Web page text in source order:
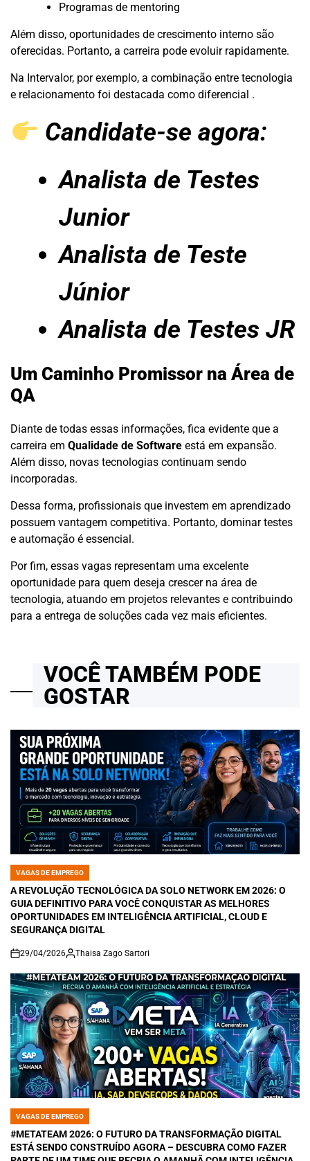
Programas de mentoring
Além disso, oportunidades de crescimento interno são
oferecidas. Portanto, a carreira pode evoluir rapidamente.
Na Intervalor, por exemplo, a combinação entre tecnologia
e relacionamento foi destacada como diferencial .
Candidate-se agora:
Analista de Testes
Junior
Analista de Teste
Júnior
Analista de Testes JR
Um Caminho Promissor na Área de
QA
Diante de todas essas informações, fica evidente que a
carreira em Qualidade de Software está em expansão.
Além disso, novas tecnologias continuam sendo
incorporadas.
Dessa forma, profissionais que investem em aprendizado
possuem vantagem competitiva. Portanto, dominar testes
e automação é essencial.
Por fim, essas vagas representam uma excelente
oportunidade para quem deseja crescer na área de
tecnologia, atuando em projetos relevantes e contribuindo
para a entrega de soluções cada vez mais eficientes.
VOCÊ TAMBÉM PODE
GOSTAR
POSTED
IN
VAGAS DE EMPREGO
A REVOLUÇÃO TECNOLÓGICA DA SOLO NETWORK EM 2026: O
GUIA DEFINITIVO PARA VOCÊ CONQUISTAR AS MELHORES
OPORTUNIDADES EM INTELIGÊNCIA ARTIFICIAL, CLOUD E
SEGURANÇA DIGITAL
on
29/04/2026 Thaisa Zago Sartori
POSTED
IN
VAGAS DE EMPREGO
#METATEAM 2026: O FUTURO DA TRANSFORMAÇÃO DIGITAL
ESTÁ SENDO CONSTRUÍDO AGORA – DESCUBRA COMO FAZER